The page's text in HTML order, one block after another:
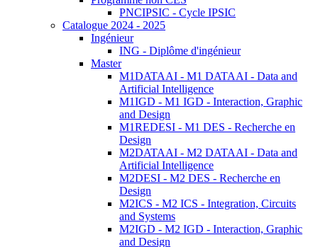
PNCIPSIC - Cycle IPSIC
Catalogue 2024 - 2025
Ingénieur
ING - Diplôme d'ingénieur
Master
M1DATAAI - M1 DATAAI - Data and
Artificial Intelligence
M1IGD - M1 IGD - Interaction, Graphic
and Design
M1REDESI - M1 DES - Recherche en
Design
M2DATAAI - M2 DATAAI - Data and
Artificial Intelligence
M2DESI - M2 DES - Recherche en
Design
M2ICS - M2 ICS - Integration, Circuits
and Systems
M2IGD - M2 IGD - Interaction, Graphic
and Design